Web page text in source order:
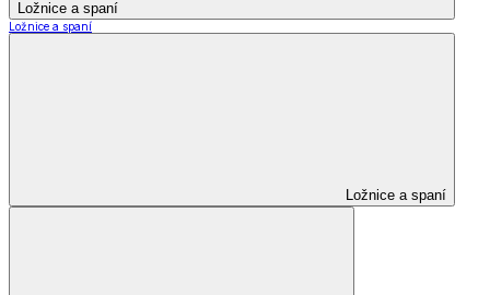
Ložnice a spaní
Ložnice a spaní
Ložnice a spaní